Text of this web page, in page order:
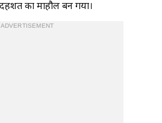
का माहौल बन गया।
ADVERTISEMENT